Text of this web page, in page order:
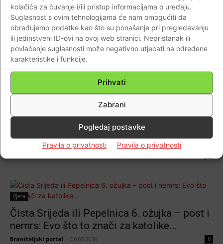
kolačića za čuvanje i/ili pristup informacijama o uređaju.
Suglasnost s ovim tehnologijama će nam omogućiti da
obrađujemo podatke kao što su ponašanje pri pregledavanju
ili jedinstveni ID-ovi na ovoj web stranici. Nepristanak ili
povlačenje suglasnosti može negativno utjecati na određene
karakteristike i funkcije.
Prihvati
Zabrani
Pogledaj postavke
Pravila o privatnosti Pravila o privatnosti
Pepelnica-čista srijeda. “Spomeni se,
čovječe, da si prah i da ćeš se u prah
pretvoriti”
Braniteljski portal - 17.02.2021
Danas je Pepelnica ili Čista srijeda!…To je
kršćanski spomendan kojim započinje
korizma…
Vjera
Čista Srijeda ili Pepelnica 6. ožujka – post i
nemrs: Evo što to znači za katolike…
Braniteljski portal 06.03.2019 0